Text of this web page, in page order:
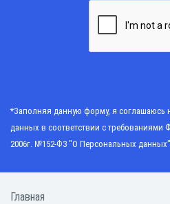
*Заполняя данную форму, я соглашаюсь
данных в соответствии с требованиями
2006г. №152-Ф3 "О Персональных данных"
Главная